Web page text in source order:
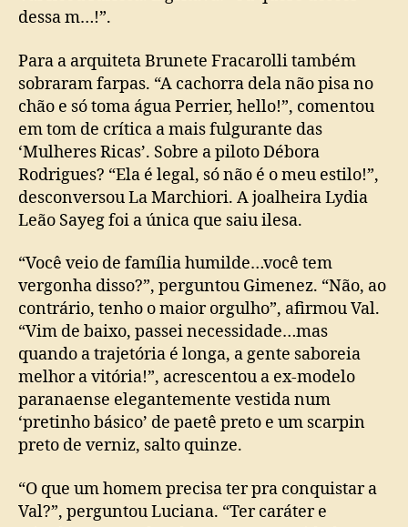
dessa m…!”.
Para a arquiteta Brunete Fracarolli também
sobraram farpas. “A cachorra dela não pisa no
chão e só toma água Perrier, hello!”, comentou
em tom de crítica a mais fulgurante das
‘Mulheres Ricas’. Sobre a piloto Débora
Rodrigues? “Ela é legal, só não é o meu estilo!”,
desconversou La Marchiori. A joalheira Lydia
Leão Sayeg foi a única que saiu ilesa.
“Você veio de família humilde…você tem
vergonha disso?”, perguntou Gimenez. “Não, ao
contrário, tenho o maior orgulho”, afirmou Val.
“Vim de baixo, passei necessidade…mas
quando a trajetória é longa, a gente saboreia
melhor a vitória!”, acrescentou a ex-modelo
paranaense elegantemente vestida num
‘pretinho básico’ de paetê preto e um scarpin
preto de verniz, salto quinze.
“O que um homem precisa ter pra conquistar a
Val?”, perguntou Luciana. “Ter caráter e